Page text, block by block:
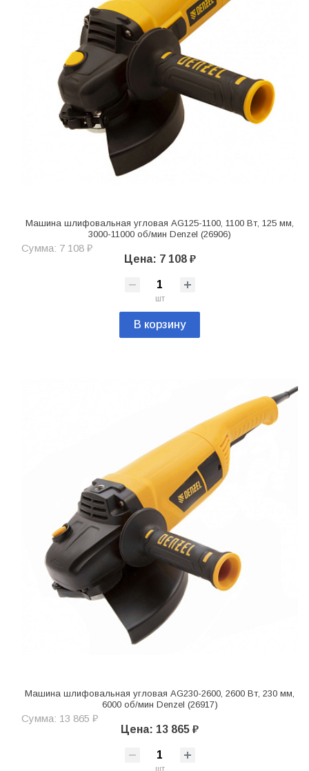
Машина шлифовальная угловая AG125-1100, 1100 Вт, 125 мм,
3000-11000 об/мин Denzel (26906)
Сумма: 7 108 ₽
Цена: 7 108 ₽
шт
В корзину
Машина шлифовальная угловая AG230-2600, 2600 Вт, 230 мм,
6000 об/мин Denzel (26917)
Сумма: 13 865 ₽
Цена: 13 865 ₽
шт